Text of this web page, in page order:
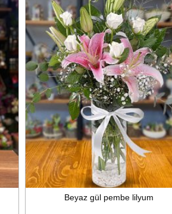
Beyaz gül pembe lilyum